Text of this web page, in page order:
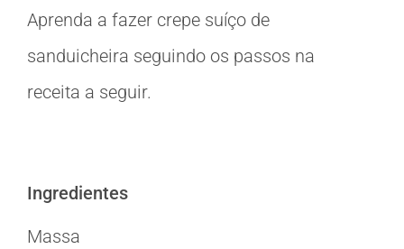
Aprenda a fazer crepe suíço de
sanduicheira seguindo os passos na
receita a seguir.
Ingredientes
Massa